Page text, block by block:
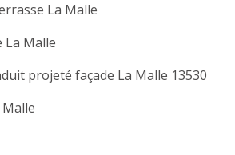
La Malle
La Malle
projeté façade La Malle 13530